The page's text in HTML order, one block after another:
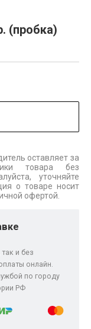
(пробка)
оставляет за
товара без
уточняйте
о товаре носит
офертой.
и без
онлайн.
по городу
РФ